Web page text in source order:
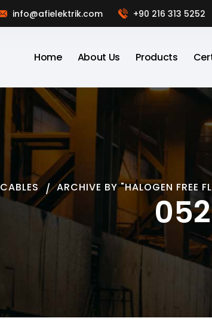
info@afielektrik.com +90 216 313 5252
Home About Us Products
CABLES ARCHIVE BY "HALOGEN FREE